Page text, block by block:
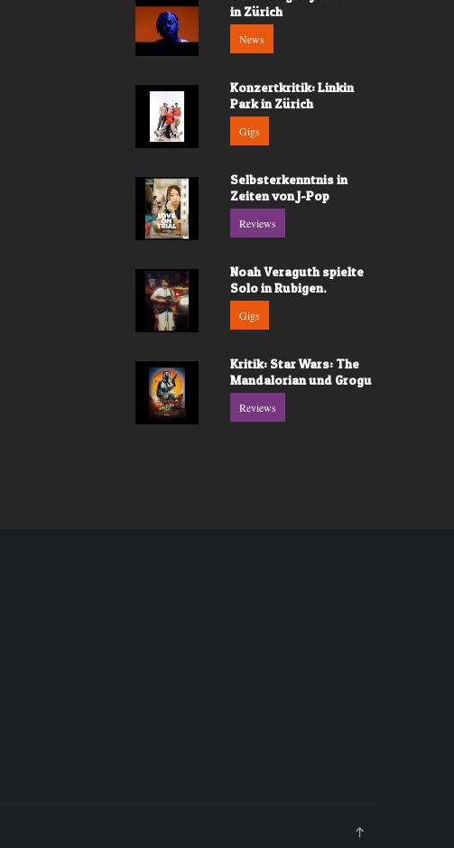
in Zürich
News
Konzertkritik: Linkin
Park in Zürich
Gigs
Selbsterkenntnis in
Zeiten von J-Pop
Reviews
Noah Veraguth spielte
Solo in Rubigen.
Gigs
Kritik: Star Wars: The
Mandalorian und Grogu
Reviews